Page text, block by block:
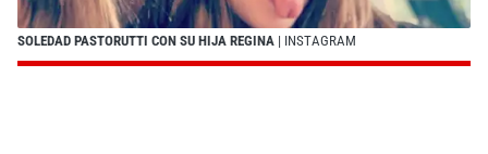
SOLEDAD PASTORUTTI CON SU HIJA REGINA | INSTAGRAM